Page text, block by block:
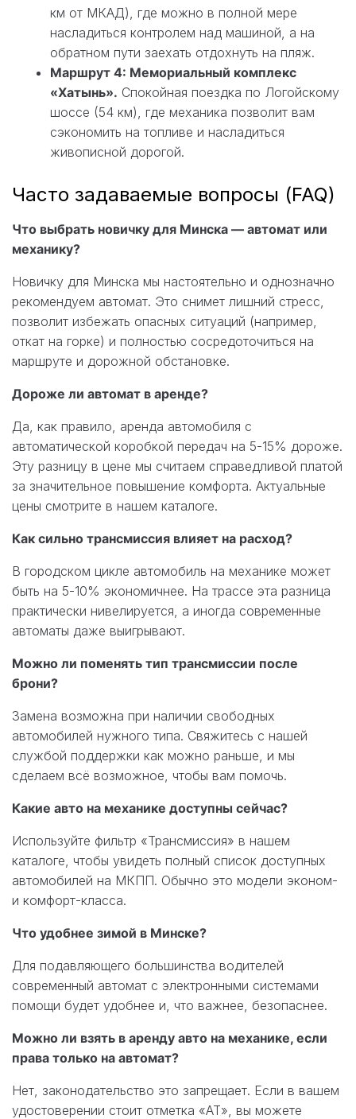
км от МКАД), где можно в полной мере
насладиться контролем над машиной, а на
обратном пути заехать отдохнуть на пляж.
Маршрут 4: Мемориальный комплекс
«Хатынь». Спокойная поездка по Логойскому
шоссе (54 км), где механика позволит вам
сэкономить на топливе и насладиться
живописной дорогой.
Часто задаваемые вопросы (FAQ)
Что выбрать новичку для Минска — автомат или
механику?
Новичку для Минска мы настоятельно и однозначно
рекомендуем автомат. Это снимет лишний стресс,
позволит избежать опасных ситуаций (например,
откат на горке) и полностью сосредоточиться на
маршруте и дорожной обстановке.
Дороже ли автомат в аренде?
Да, как правило, аренда автомобиля с
автоматической коробкой передач на 5-15% дороже.
Эту разницу в цене мы считаем справедливой платой
за значительное повышение комфорта. Актуальные
цены смотрите в нашем каталоге.
Как сильно трансмиссия влияет на расход?
В городском цикле автомобиль на механике может
быть на 5-10% экономичнее. На трассе эта разница
практически нивелируется, а иногда современные
автоматы даже выигрывают.
Можно ли поменять тип трансмиссии после
брони?
Замена возможна при наличии свободных
автомобилей нужного типа. Свяжитесь с нашей
службой поддержки как можно раньше, и мы
сделаем всё возможное, чтобы вам помочь.
Какие авто на механике доступны сейчас?
Используйте фильтр «Трансмиссия» в нашем
каталоге, чтобы увидеть полный список доступных
автомобилей на МКПП. Обычно это модели эконом-
и комфорт-класса.
Что удобнее зимой в Минске?
Для подавляющего большинства водителей
современный автомат с электронными системами
помощи будет удобнее и, что важнее, безопаснее.
Можно ли взять в аренду авто на механике, если
права только на автомат?
Нет, законодательство это запрещает. Если в вашем
удостоверении стоит отметка «АТ», вы можете